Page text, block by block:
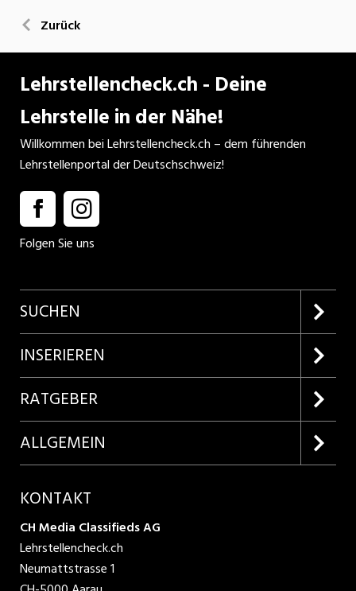
Zurück
Lehrstellencheck.ch - Deine
Lehrstelle in der Nähe!
Willkommen bei Lehrstellencheck.ch – dem führenden
Lehrstellenportal der Deutschschweiz!
Folgen Sie uns
SUCHEN
Firmenprofile entdecken
Lehrstellen suchen
INSERIEREN
Kundenlogin
Inserieren
Produkte
RATGEBER
Lehrberufe entdecken
ALLGEMEIN
AGB
Datenschutzbestimmungen
KONTAKT
CH Media Classifieds AG
Lehrstellencheck.ch
Neumattstrasse 1